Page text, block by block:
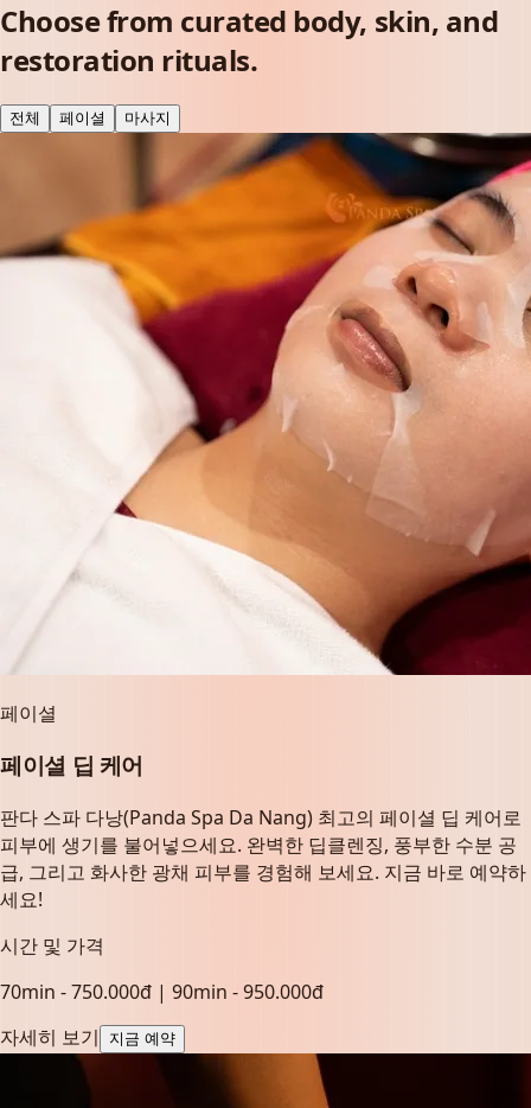
Choose from curated body, skin, and
restoration rituals.
전체 페이셜 마사지
페이셜
페이셜 딥 케어
판다 스파 다낭(Panda Spa Da Nang) 최고의 페이셜 딥 케어로
피부에 생기를 불어넣으세요. 완벽한 딥클렌징, 풍부한 수분 공
급, 그리고 화사한 광채 피부를 경험해 보세요. 지금 바로 예약하
세요!
시간 및 가격
70min - 750.000đ | 90min - 950.000đ
자세히 보기
지금 예약